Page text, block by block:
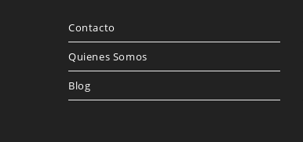
Contacto
Quienes Somos
Blog